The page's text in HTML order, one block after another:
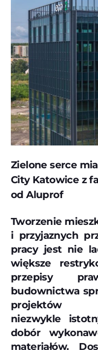
Zielone serce
City Katowice z
od Aluprof
Tworzenie
i przyjaznych
pracy jest nie
większe
przepisy
budownictwa
projektów
niezwykle
dobór
materiałów.